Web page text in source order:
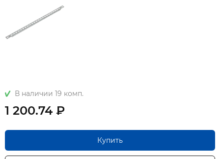
В наличии 19 комп.
1 200.74 ₽
Купить